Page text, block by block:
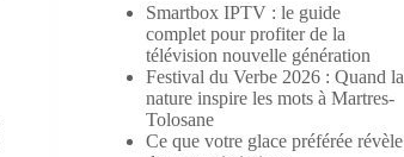
Smartbox IPTV : le guide
complet pour profiter de la
télévision nouvelle génération
Festival du Verbe 2026 : Quand la
nature inspire les mots à Martres-
Tolosane
Ce que votre glace préférée révèle